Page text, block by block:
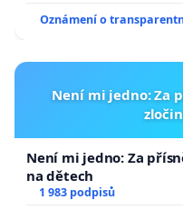
Oznámení o
Není mi jedno: Za
Není mi jedno: Za
na dětech
1 983 podpisů